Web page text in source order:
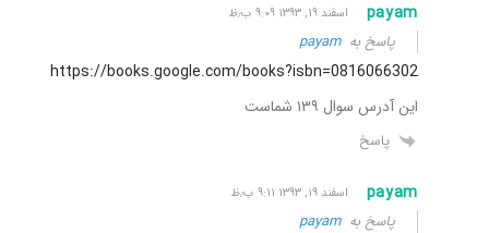
payam اسفند ۱۹, ۱۳۹۳ ۹:۰۹ ب٫ظ
پاسخ بهpayam
https://books.google.com/books?isbn=0816066302
این آدرس سوال ۱۳۹ شماست
پاسخ
payam اسفند ۱۹, ۱۳۹۳ ۹:۱۱ ب٫ظ
پاسخ بهpayam